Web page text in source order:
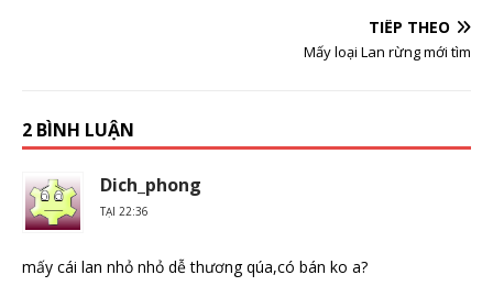
TIẾP THEO
Mấy loại Lan rừng mới tìm
2 BÌNH LUẬN
Dich_phong
TẠI 22:36
mấy cái lan nhỏ nhỏ dễ thương qúa,có bán ko a?